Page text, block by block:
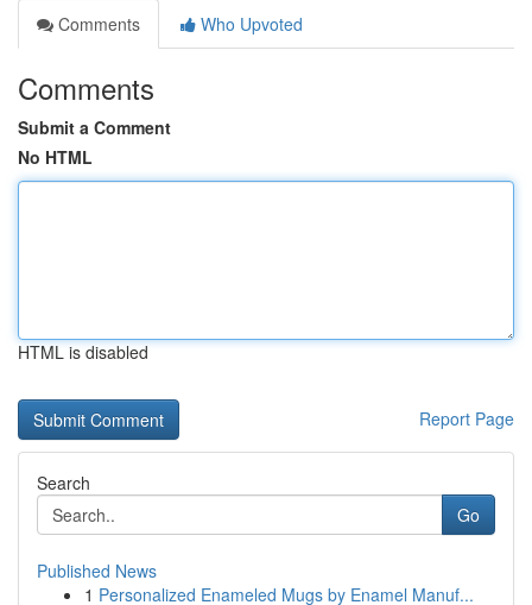
Comments
Who Upvoted
Comments
Submit a Comment
No HTML
HTML is disabled
Report Page
Search
Go
Published News
1 Personalized Enameled Mugs by Enamel Manuf...